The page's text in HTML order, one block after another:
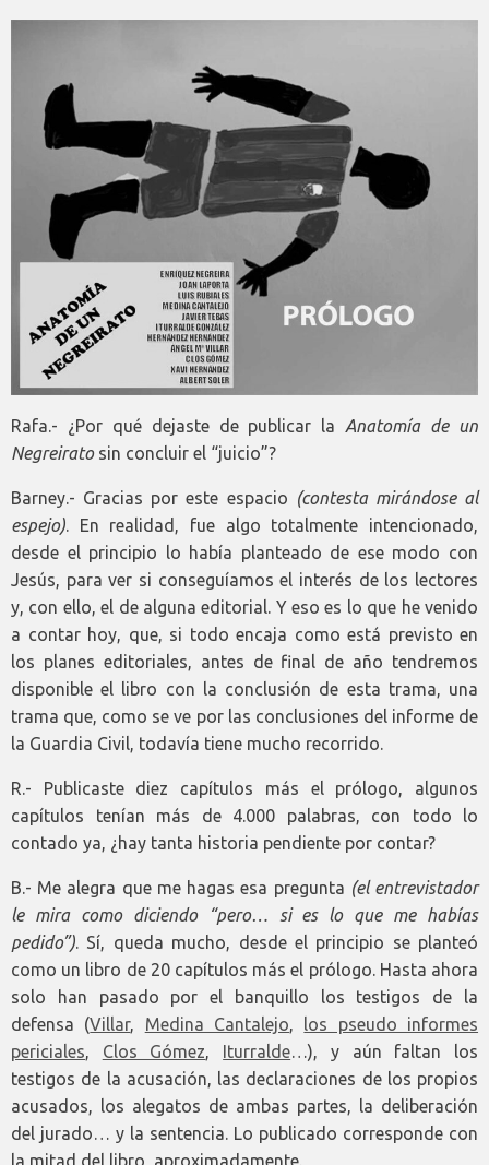
Rafa.- ¿Por qué dejaste de publicar la Anatomía de un
Negreiratosin concluir el “juicio”?
Barney.- Gracias por este espacio (contesta mirándose al
espejo). En realidad, fue algo totalmente intencionado,
desde el principio lo había planteado de ese modo con
Jesús, para ver si conseguíamos el interés de los lectores
y, con ello, el de alguna editorial. Y eso es lo que he venido
a contar hoy, que, si todo encaja como está previsto en
los planes editoriales, antes de final de año tendremos
disponible el libro con la conclusión de esta trama, una
trama que, como se ve por las conclusiones del informe de
la Guardia Civil, todavía tiene mucho recorrido.
R.- Publicaste diez capítulos más el prólogo, algunos
capítulos tenían más de 4.000 palabras, con todo lo
contado ya, ¿hay tanta historia pendiente por contar?
B.- Me alegra que me hagas esa pregunta (el entrevistador
le mira como diciendo “pero… si es lo que me habías
pedido”). Sí, queda mucho, desde el principio se planteó
como un libro de 20 capítulos más el prólogo. Hasta ahora
solo han pasado por el banquillo los testigos de la
defensa (Villar, Medina Cantalejo, los pseudo informes
periciales, Clos Gómez, Iturralde…), y aún faltan los
testigos de la acusación, las declaraciones de los propios
acusados, los alegatos de ambas partes, la deliberación
del jurado… y la sentencia. Lo publicado corresponde con
la mitad del libro, aproximadamente.